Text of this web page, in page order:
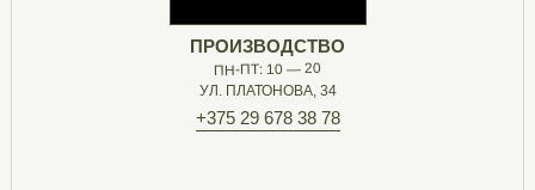
ПРОИЗВОДСТВО
ПН-ПТ: 10 — 20
УЛ. ПЛАТОНОВА, 34
+375 29 678 38 78